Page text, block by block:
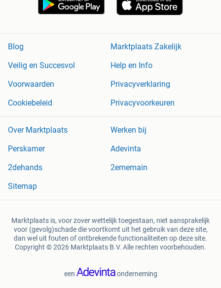
Blog
Marktplaats Zakelijk
Veilig en Succesvol
Help en Info
Voorwaarden
Privacyverklaring
Cookiebeleid
Privacyvoorkeuren
Over Marktplaats
Werken bij
Perskamer
Adevinta
2dehands
2ememain
Sitemap
Marktplaats is, voor zover wettelijk toegestaan, niet aansprakelijk
voor (gevolg)schade die voortkomt uit het gebruik van deze site,
dan wel uit fouten of ontbrekende functionaliteiten op deze site.
Copyright © 2026 Marktplaats B.V. Alle rechten voorbehouden.
een onderneming